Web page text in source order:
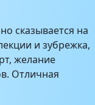
сказывается на
и зубрежка,
желание
Отличная